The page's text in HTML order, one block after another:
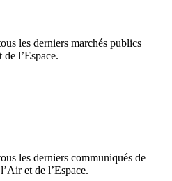
les derniers marchés publics
l’Espace.
les derniers communiqués de
et de l’Espace.